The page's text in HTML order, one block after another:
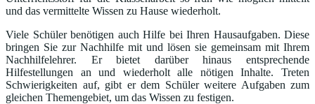
und das vermittelte Wissen zu Hause wiederholt.
Viele Schüler benötigen auch Hilfe bei Ihren Hausaufgaben. Diese
bringen Sie zur Nachhilfe mit und lösen sie gemeinsam mit Ihrem
Nachhilfelehrer. Er bietet darüber hinaus entsprechende
Hilfestellungen an und wiederholt alle nötigen Inhalte. Treten
Schwierigkeiten auf, gibt er dem Schüler weitere Aufgaben zum
gleichen Themengebiet, um das Wissen zu festigen.